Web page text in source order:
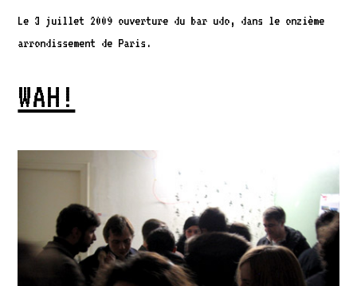
Le 3 juillet 2009 ouverture du bar udo, dans le onzième
arrondissement de Paris.
WAH!